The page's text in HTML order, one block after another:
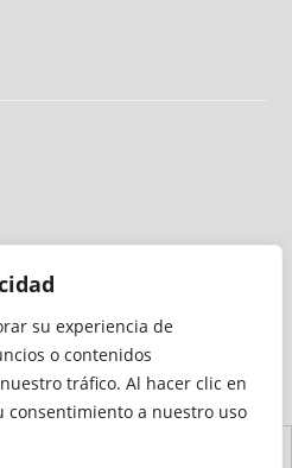
su experiencia de
o contenidos
tráfico. Al hacer clic en
consentimiento a nuestro uso
por